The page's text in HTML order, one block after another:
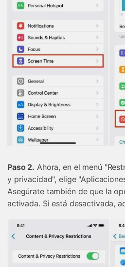
Paso 2. Ahora, en el menú
y privacidad", elige
Asegúrate también de que la
activada. Si está desactivada,